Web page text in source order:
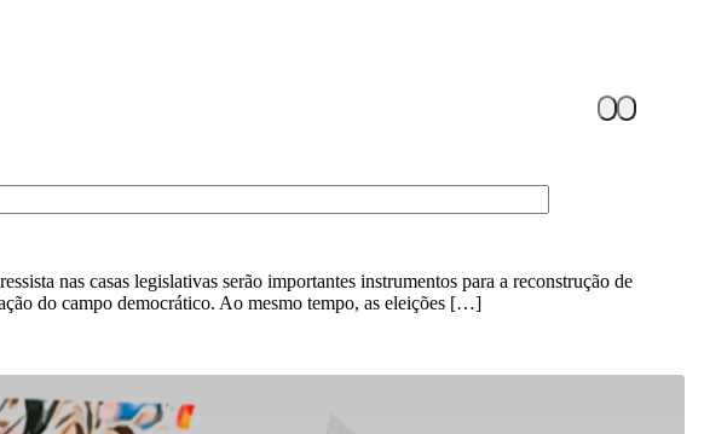
nas casas legislativas serão importantes instrumentos para a reconstrução de
do campo democrático. Ao mesmo tempo, as eleições […]